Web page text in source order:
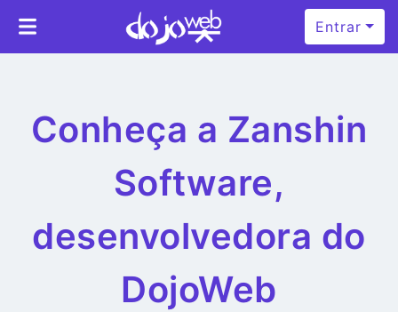
Entrar
Conheça a Zanshin
Software,
desenvolvedora do
DojoWeb